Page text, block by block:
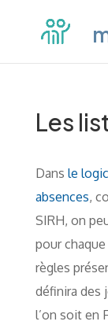
Les
Dans le
absences,
SIRH, on
pour
règles
définira des
l’on soit en